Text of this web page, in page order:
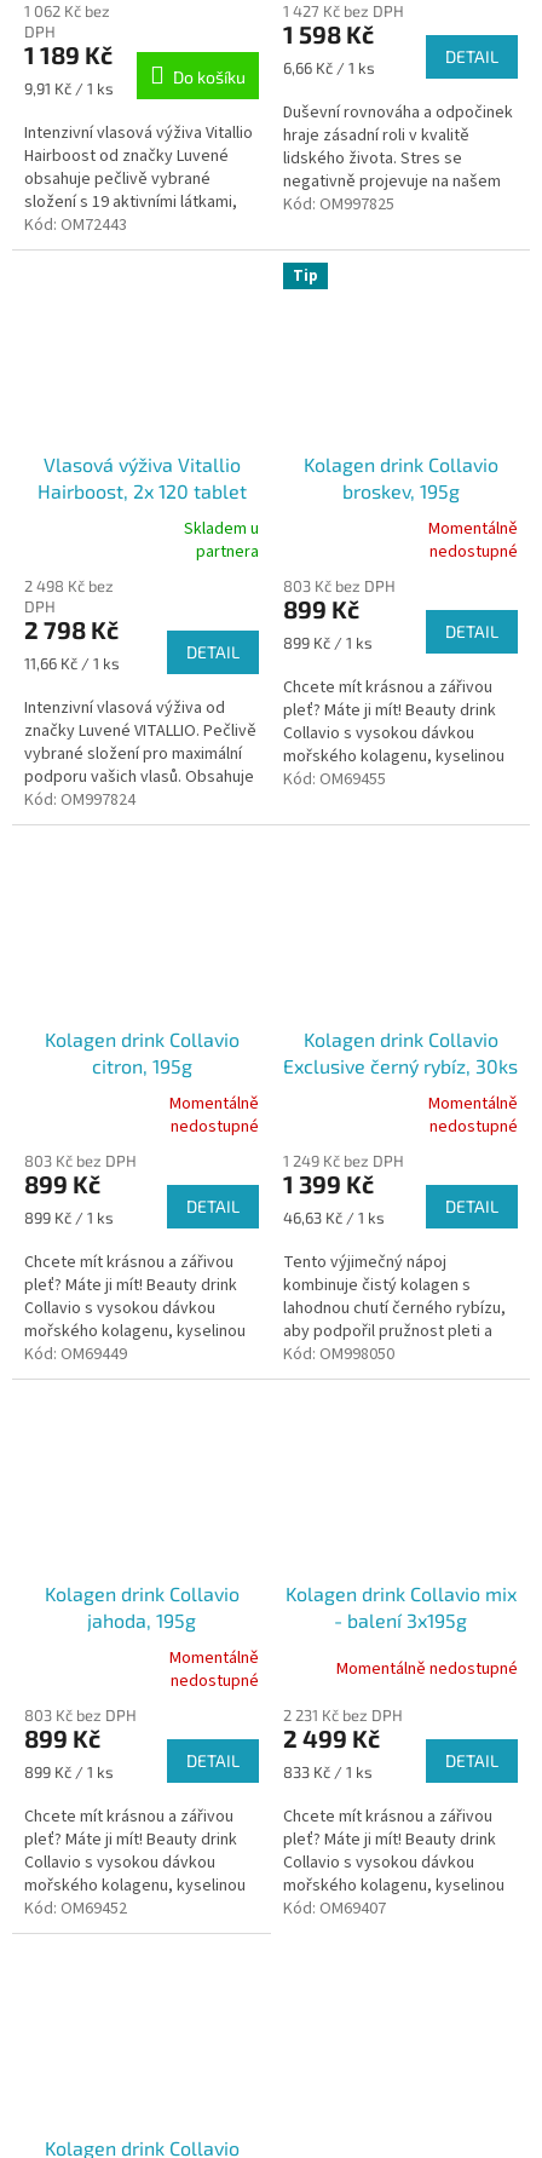
produktu
je
5,0
z
hvězdiček.
1 062 Kč bez
DPH
1 189 Kč
Měrná
9,91 Kč / 1 ks
Do košíku
Intenzivní vlasová výživa Vitallio
Hairboost od značky Luvené
obsahuje pečlivě vybrané
složení s 19 aktivními látkami,
včetně 4 mg astaxanthinu v
každé dávce.
Kód: OM72443
1 427 Kč bez DPH
1 598 Kč
Měrná
6,66 Kč / 1 ks
DETAIL
Duševní rovnováha a odpočinek
hraje zásadní roli v kvalitě
lidského života. Stres se
negativně projevuje na našem
psychickém zdraví, ovlivňuje
také...
Kód: OM997825
Vlasová výživa Vitallio
Hairboost, 2x 120 tablet
produktu
je
5,0
z
hvězdiček.
Skladem u
partnera
2 498 Kč bez
DPH
2 798 Kč
Měrná
11,66 Kč / 1 ks
DETAIL
Intenzivní vlasová výživa od
značky Luvené VITALLIO. Pečlivě
vybrané složení pro maximální
podporu vašich vlasů. Obsahuje
4 mg astaxanthinu v každé
dávce a dalších 18...
Kód: OM997824
Tip
Kolagen drink Collavio
broskev, 195g
produktu
je
5,0
5
hvězdiček.
Momentálně
nedostupné
803 Kč bez DPH
899 Kč
Měrná
899 Kč / 1 ks
DETAIL
Chcete mít krásnou a zářivou
pleť? Máte ji mít! Beauty drink
Collavio s vysokou dávkou
mořského kolagenu, kyselinou
hyaluronovou, vitamínem C a
a...
Kód: OM69455
Kolagen drink Collavio
citron, 195g
produktu
je
5,0
5
hvězdiček.
Momentálně
nedostupné
803 Kč bez DPH
899 Kč
Měrná
899 Kč / 1 ks
DETAIL
Chcete mít krásnou a zářivou
pleť? Máte ji mít! Beauty drink
Collavio s vysokou dávkou
mořského kolagenu, kyselinou
hyaluronovou, vitamínem C a
zinkem vám pomůže...
Kód: OM69449
Kolagen drink Collavio
Exclusive černý rybíz, 30ks
produktu
je
5,0
5
hvězdiček.
Momentálně
nedostupné
1 249 Kč bez DPH
1 399 Kč
Měrná
46,63 Kč / 1 ks
DETAIL
Tento výjimečný nápoj
kombinuje čistý kolagen s
lahodnou chutí černého rybízu,
aby podpořil pružnost pleti a
dodal jí zářivý vzhled.
Kód: OM998050
Kolagen drink Collavio
jahoda, 195g
produktu
je
5,0
5
hvězdiček.
Momentálně
nedostupné
803 Kč bez DPH
899 Kč
Měrná
899 Kč / 1 ks
DETAIL
Chcete mít krásnou a zářivou
pleť? Máte ji mít! Beauty drink
Collavio s vysokou dávkou
mořského kolagenu, kyselinou
hyaluronovou, vitamínem C a
zinkem vám pomůže ke zdravé
Kód: OM69452
Kolagen drink Collavio mix
- balení 3x195g
Momentálně nedostupné
2 231 Kč bez DPH
2 499 Kč
Měrná
833 Kč / 1 ks
DETAIL
Chcete mít krásnou a zářivou
pleť? Máte ji mít! Beauty drink
Collavio s vysokou dávkou
mořského kolagenu, kyselinou
hyaluronovou, vitamínem C a
Kód: OM69407
Kolagen drink Collavio